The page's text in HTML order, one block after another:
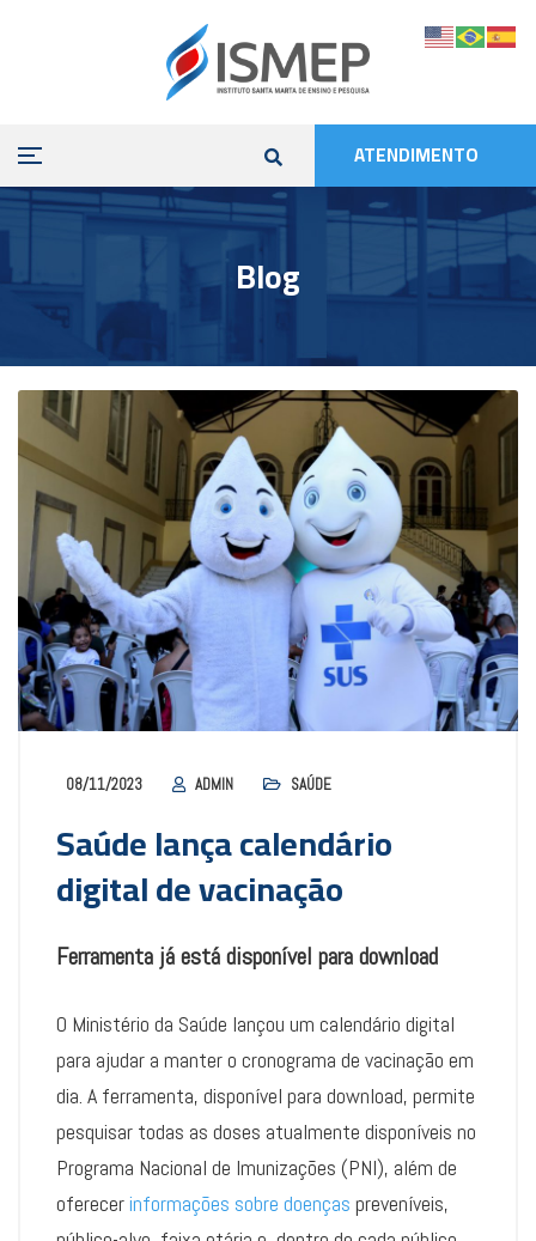
ATENDIMENTO
Blog
08/11/2023 ADMIN SAÚDE
Saúde lança calendário
digital de vacinação
Ferramenta já está disponível para download
O Ministério da Saúde lançou um calendário digital
para ajudar a manter o cronograma de vacinação em
dia. A ferramenta, disponível para download, permite
pesquisar todas as doses atualmente disponíveis no
Programa Nacional de Imunizações (PNI), além de
oferecerinformações sobre doenças preveníveis,